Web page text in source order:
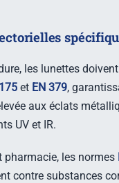
les lunettes
et EN 379,
aux éclats
UV et IR.
pharmacie, les normes
contre substances